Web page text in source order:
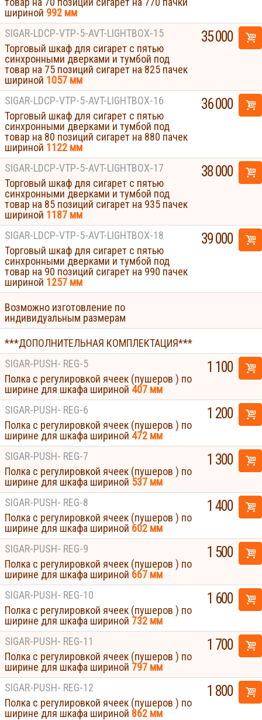
шириной 992 мм
SIGAR-LDCP-VTP-5-AVT-LIGHTBOX-15
Торговый шкаф для сигарет с пятью
синхронными дверками и тумбой под
товар на 75 позиций сигарет на 825 пачек
шириной 1057 мм
35 000
SIGAR-LDCP-VTP-5-AVT-LIGHTBOX-16
Торговый шкаф для сигарет с пятью
синхронными дверками и тумбой под
товар на 80 позиций сигарет на 880 пачек
шириной 1122 мм
36 000
SIGAR-LDCP-VTP-5-AVT-LIGHTBOX-17
Торговый шкаф для сигарет с пятью
синхронными дверками и тумбой под
товар на 85 позиций сигарет на 935 пачек
шириной 1187 мм
38 000
SIGAR-LDCP-VTP-5-AVT-LIGHTBOX-18
Торговый шкаф для сигарет с пятью
синхронными дверками и тумбой под
товар на 90 позиций сигарет на 990 пачек
шириной 1257 мм
39 000
Возможно изготовление по
индивидуальным размерам
***ДОПОЛНИТЕЛЬНАЯ КОМПЛЕКТАЦИЯ***
SIGAR-PUSH- REG-5
Полка с регулировкой ячеек (пушеров ) по
ширине для шкафа шириной 407 мм
1 100
SIGAR-PUSH- REG-6
Полка с регулировкой ячеек (пушеров ) по
ширине для шкафа шириной 472 мм
1 200
SIGAR-PUSH- REG-7
Полка с регулировкой ячеек (пушеров ) по
ширине для шкафа шириной 537 мм
1 300
SIGAR-PUSH- REG-8
Полка с регулировкой ячеек (пушеров ) по
ширине для шкафа шириной 602 мм
1 400
SIGAR-PUSH- REG-9
Полка с регулировкой ячеек (пушеров ) по
ширине для шкафа шириной 667 мм
1 500
SIGAR-PUSH- REG-10
Полка с регулировкой ячеек (пушеров ) по
ширине для шкафа шириной 732 мм
1 600
SIGAR-PUSH- REG-11
Полка с регулировкой ячеек (пушеров ) по
ширине для шкафа шириной 797 мм
1 700
SIGAR-PUSH- REG-12
Полка с регулировкой ячеек (пушеров ) по
ширине для шкафа шириной 862 мм
1 800